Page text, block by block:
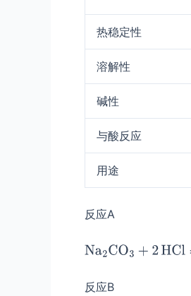
热稳定性
溶解性
碱性
与酸反应
用途
反应A
反应B